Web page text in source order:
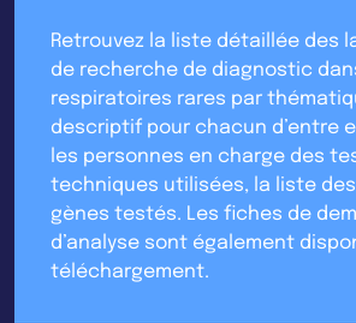
Retrouvez la liste détaillée des
de recherche de diagnostic
respiratoires rares par
descriptif pour chacun d’entre
les personnes en charge des
techniques utilisées, la liste
gènes testés. Les fiches de
d’analyse sont également
téléchargement.